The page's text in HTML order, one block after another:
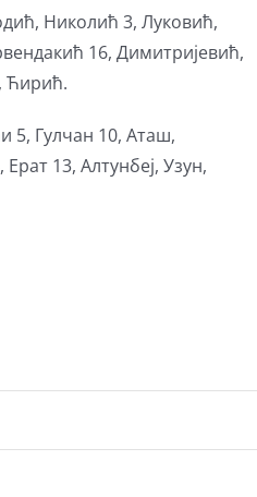
Николић 3, Луковић,
16, Димитријевић,
Ћирић.
5, Гулчан 10, Аташ,
13, Алтунбеј, Узун,